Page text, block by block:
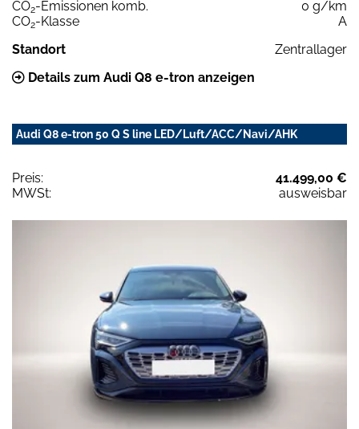
CO2-Emissionen komb.
0 g/km
CO2-Klasse
A
Standort
Zentrallager
Details zum Audi Q8 e-tron anzeigen
Audi Q8 e-tron 50 Q S line LED/Luft/ACC/Navi/AHK
Preis:
41.499,00 €
MWSt:
ausweisbar